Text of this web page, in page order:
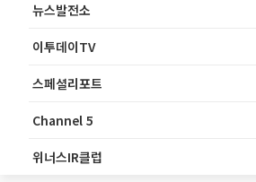
뉴스발전소
이투데이TV
스페셜리포트
Channel 5
위너스IR클럽